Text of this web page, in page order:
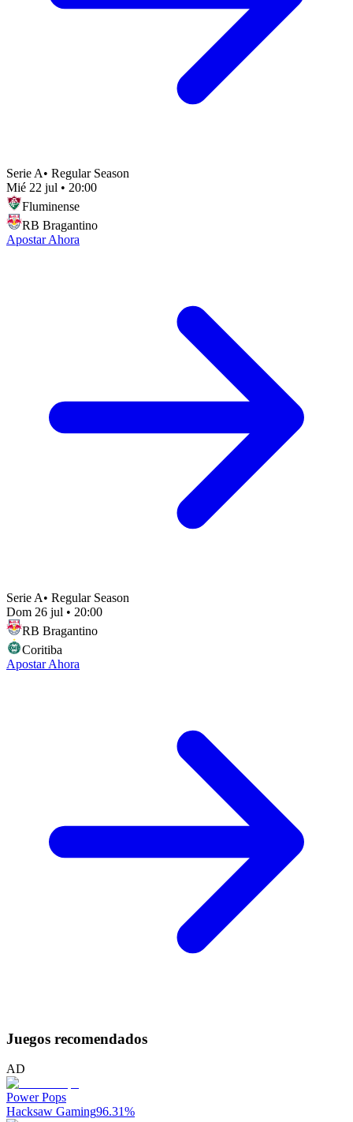
Serie A• Regular Season
Mié 22 jul • 20:00
Fluminense
RB Bragantino
Apostar Ahora
Serie A• Regular Season
Dom 26 jul • 20:00
RB Bragantino
Coritiba
Apostar Ahora
Juegos recomendados
AD
Power Pops
Hacksaw Gaming96.31%